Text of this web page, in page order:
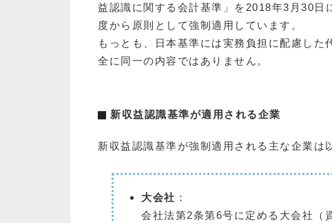
益認識に関する会計基準」を2018年3月30
度から原則として強制適用しています。
もっとも、日本基準には実務負担に配慮し
全に同一の内容ではありません。
新収益認識基準が適用される企業
新収益認識基準が強制適用される主な企業は
大会社 ：
会社法第2条第6号に定める大会社（